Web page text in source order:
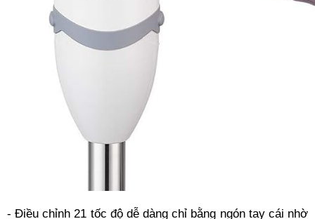
- Điều chỉnh 21 tốc độ dễ dàng chỉ bằng ngón tay cái nhờ